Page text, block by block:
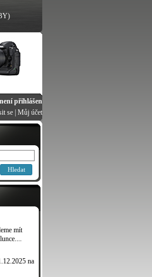
Hledat
mít
na
přihlášen
se Můj účet